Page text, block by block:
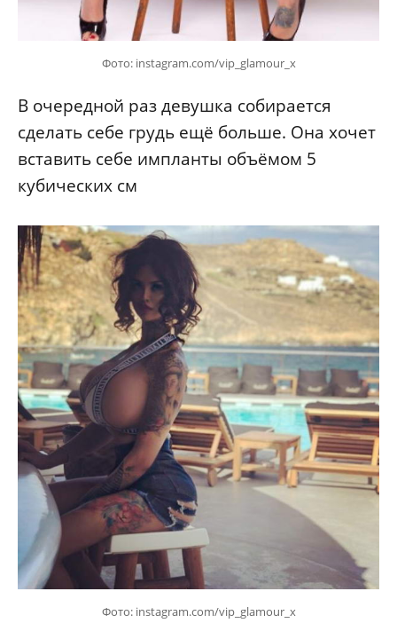
Фото: instagram.com/vip_glamour_x
В очередной раз девушка собирается
сделать себе грудь ещё больше. Она хочет
вставить себе импланты объёмом 5
кубических см
Фото: instagram.com/vip_glamour_x